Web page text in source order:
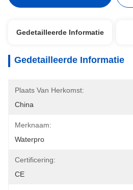
Gedetailleerde Informatie
Gedetailleerde Informatie
Plaats Van Herkomst:
China
Merknaam:
Waterpro
Certificering:
CE